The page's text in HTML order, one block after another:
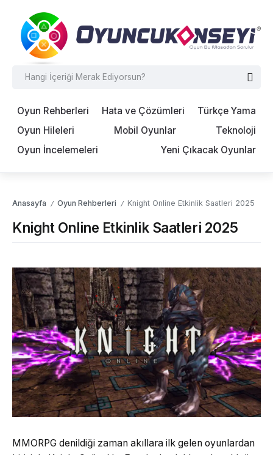
Oyun Rehberleri Hata ve Çözümleri
Türkçe Yama
Oyun Hileleri
Mobil Oyunlar
Teknoloji
Oyun İncelemeleri
Yeni Çıkacak Oyunlar
Anasayfa / Oyun Rehberleri / Knight Online Etkinlik Saatleri 2025
Knight Online Etkinlik Saatleri 2025
MMORPG denildiği zaman akıllara ilk gelen oyunlardan